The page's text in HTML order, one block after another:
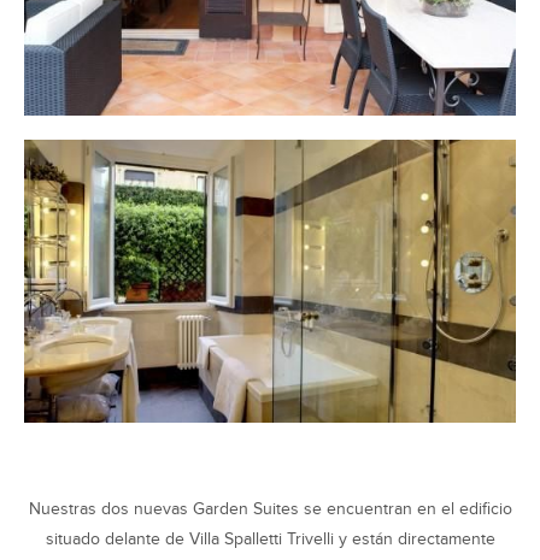
Nuestras dos nuevas Garden Suites se encuentran en el edificio
situado delante de Villa Spalletti Trivelli y están directamente